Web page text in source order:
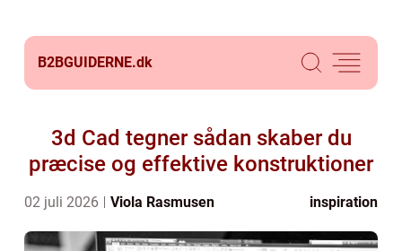
B2BGUIDERNE.dk
3d Cad tegner sådan skaber du
præcise og effektive konstruktioner
02 juli 2026 Viola Rasmusen inspiration